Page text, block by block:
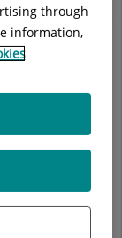
Malalties
obté
la informació
el diagnòstic,
monitoratge de
through
information,